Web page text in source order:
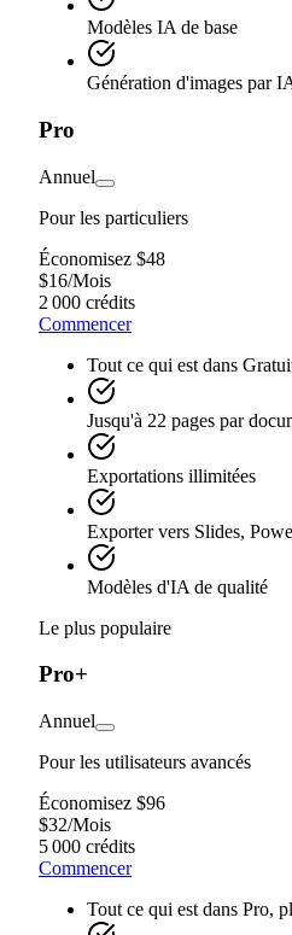
Modèles IA de base
Génération d'images par
Pro
Annuel
Pour les particuliers
Économisez $48
$16/Mois
2 000 crédits
Commencer
Tout ce qui est dans
Jusqu'à 22 pages par
Exportations illimitées
Exporter vers Slides,
Modèles d'IA de qualité
Le plus populaire
Pro+
Annuel
Pour les utilisateurs avancés
Économisez $96
$32/Mois
5 000 crédits
Commencer
Tout ce qui est dans Pro,